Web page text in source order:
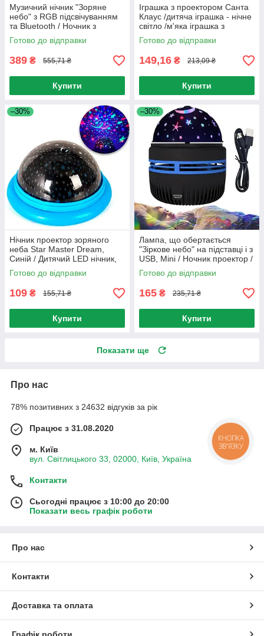
Музичний нічник "Зоряне
небо" з RGB підсвічуванням
та Bluetooth / Ночник з
проекцією / Світильник у
розетку
Готово до відправки
389 ₴ 555,71 ₴
Купити
Іграшка з проектором Санта
Клаус /дитяча іграшка - нічне
світло /м'яка іграшка з
підсвічуванням
Готово до відправки
149,16 ₴ 213,09 ₴
Купити
–30%
Нічник проектор зоряного
неба Star Master Dream,
Синій / Дитячий LED нічник,
що обертається, зоряне небо
Готово до відправки
109 ₴ 155,71 ₴
Купити
–30%
Лампа, що обертається
"Зіркове небо" на підставці і з
USB, Mini / Ночник проектор /
Лампа нічне небо
Готово до відправки
165 ₴ 235,71 ₴
Купити
Показати ще
Про нас
78% позитивних з 24632 відгуків за рік
Працює з 31.08.2020
м. Київ
вул. Світлицького 33, 02000, Київ, Україна
Контакти
Сьогодні працює з 10:00 до 20:00
Показати весь графік роботи
Про нас
Контакти
Доставка та оплата
КНОПКА
ЗВ'ЯЗКУ